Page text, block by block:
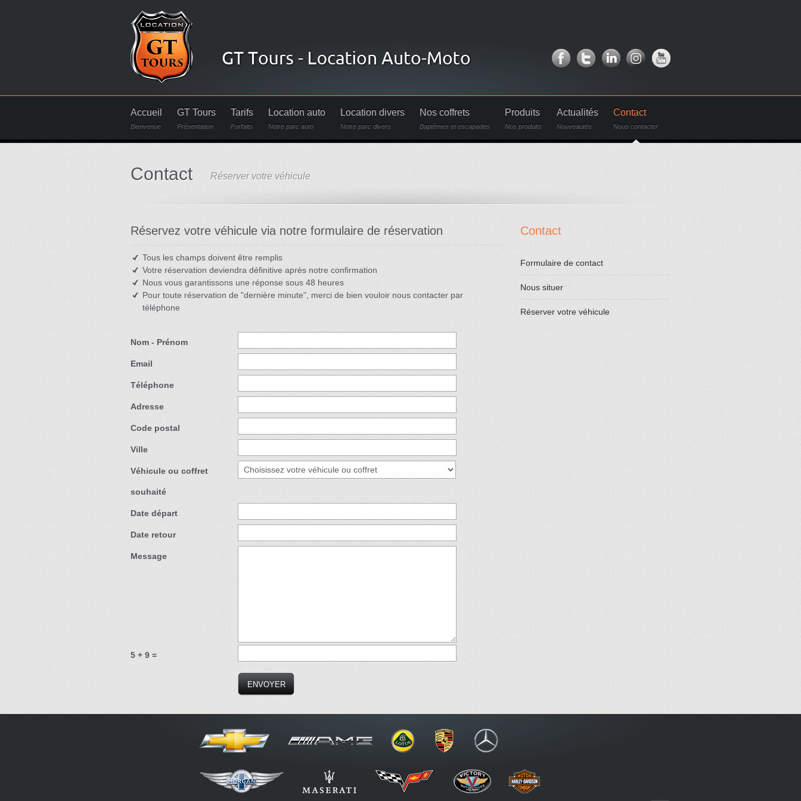
Accueil
Bienvenue
GT Tours
Présentation
Tarifs
Forfaits
Location auto
Notre parc auto
Location divers
Notre parc divers
Nos coffrets
Baptêmes et escapades
Produits
Nos produits
Actualités
Nouveautés
Contact
Nous contacter
Contact Réserver votre véhicule
Réservez votre véhicule via notre formulaire de réservation
Tous les champs doivent être remplis
Votre réservation deviendra définitive après notre confirmation
Nous vous garantissons une réponse sous 48 heures
Pour toute réservation de "dernière minute", merci de bien vouloir nous contacter par
téléphone
Nom - Prénom
Email
Téléphone
Adresse
Code postal
Ville
Véhicule ou coffret
souhaité
Date départ
Date retour
Message
5 + 9 =
Contact
Formulaire de contact
Nous situer
Réserver votre véhicule
GT TOURS LOCATION - 19, rue des ailes - 37210 Parçay-Meslay- Tél. 02 47 46 06 06 - 06 61 35 53 31 -